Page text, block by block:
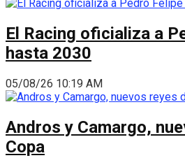
El Racing oficializa a
hasta 2030
05/08/26 10:19 AM
Andros y Camargo,
Copa